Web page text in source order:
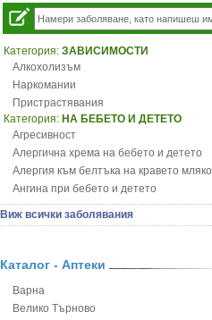
Категория: ЗАВИСИМОСТИ
Алкохолизъм
Наркомании
Пристрастявания
Категория: НА БЕБЕТО И ДЕТЕТО
Агресивност
Алергична хрема на бебето и детето
Алергия към белтъка на кравето мляко
Ангина при бебето и детето
Анемия при бебето и детето
Апетит - пълни деца
Безапетитие при бебето и детето
Бронхит и пневмония при деца
Варицела
Виж всички заболявания
Каталог - Аптеки
Варна
Велико Търново